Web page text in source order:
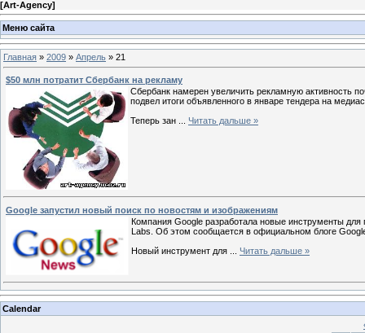
[Art-Agency]
Меню сайта
Главная » 2009 » Апрель » 21
$50 млн потратит Сбербанк на рекламу
Сбербанк намерен увеличить рекламную активность
подвел итоги объявленного в январе тендера на
Теперь зан
Читать дальше »
Google запустил новый поиск по новостям и изображениям
Компания Google разработала новые инструменты для
Labs. Об этом сообщается в официальном блоге
Новый инструмент для
Читать дальше »
Calendar